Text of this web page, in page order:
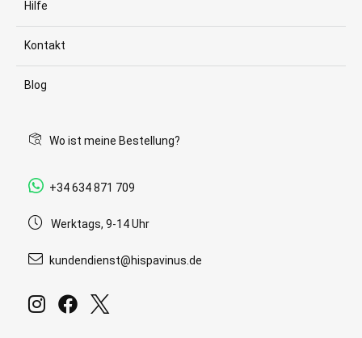
Hilfe
Kontakt
Blog
Wo ist meine Bestellung?
+34 634 871 709
Werktags, 9-14 Uhr
kundendienst@hispavinus.de